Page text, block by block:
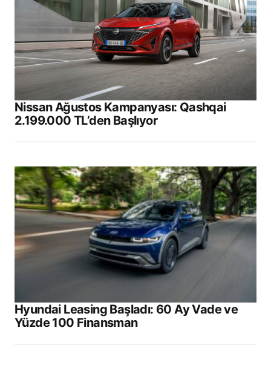
Nissan Ağustos Kampanyası: Qashqai
2.199.000 TL’den Başlıyor
Hyundai Leasing Başladı: 60 Ay Vade ve
Yüzde 100 Finansman